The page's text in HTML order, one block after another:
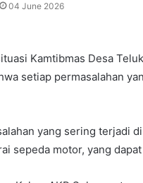
04 June 2026
Kamtibmas Desa
setiap permasalahan
yang sering terjadi
sepeda motor, yang